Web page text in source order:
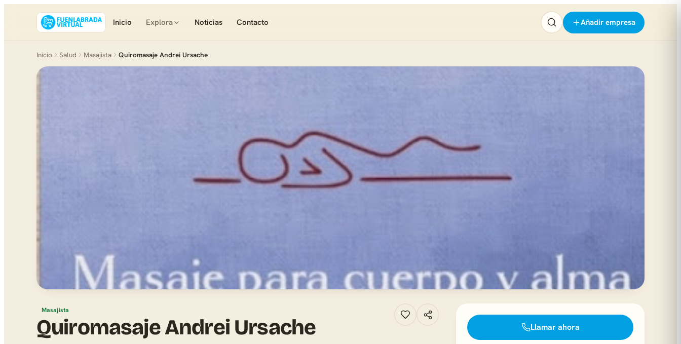
Inicio Explora Noticias Contacto Añadir empresa
Inicio Salud Masajista Quiromasaje Andrei Ursache
Masajista
Quiromasaje Andrei Ursache Llamar ahora